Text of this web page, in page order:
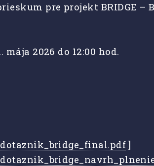
pre projekt BRIDGE
2026 do 12:00 hod.
]